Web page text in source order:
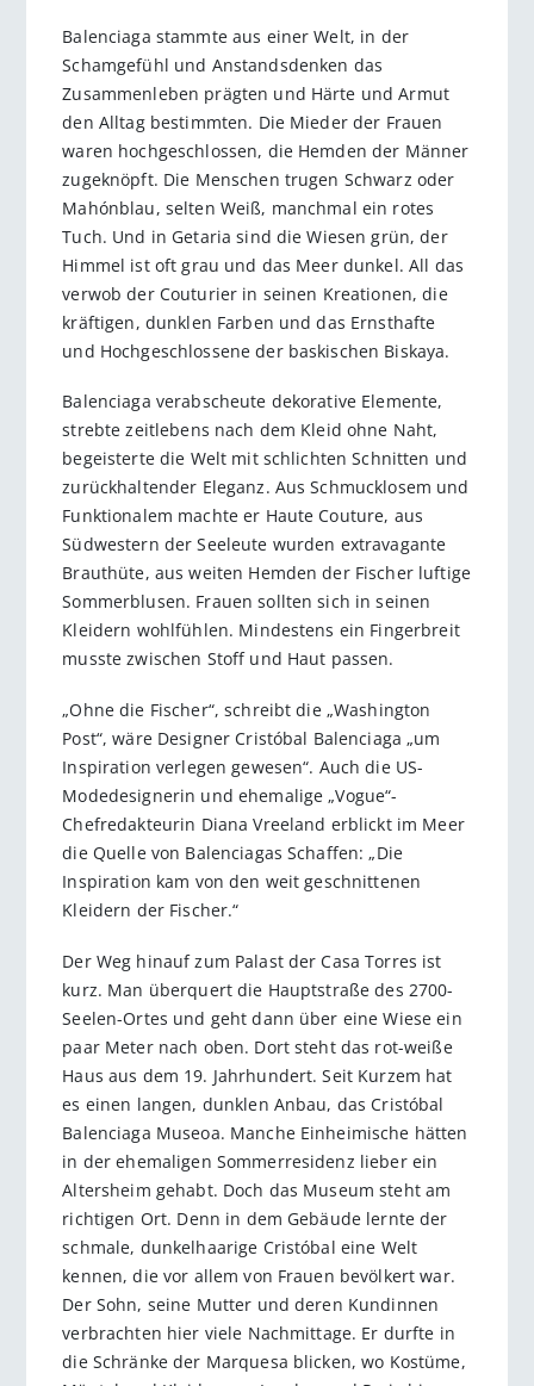
Balenciaga stammte aus einer Welt, in der
Schamgefühl und Anstandsdenken das
Zusammenleben prägten und Härte und Armut
den Alltag bestimmten. Die Mieder der Frauen
waren hochgeschlossen, die Hemden der Männer
zugeknöpft. Die Menschen trugen Schwarz oder
Mahónblau, selten Weiß, manchmal ein rotes
Tuch. Und in Getaria sind die Wiesen grün, der
Himmel ist oft grau und das Meer dunkel. All das
verwob der Couturier in seinen Kreationen, die
kräftigen, dunklen Farben und das Ernsthafte
und Hochgeschlossene der baskischen Biskaya.
Balenciaga verabscheute dekorative Elemente,
strebte zeitlebens nach dem Kleid ohne Naht,
begeisterte die Welt mit schlichten Schnitten und
zurückhaltender Eleganz. Aus Schmucklosem und
Funktionalem machte er Haute Couture, aus
Südwestern der Seeleute wurden extravagante
Brauthüte, aus weiten Hemden der Fischer luftige
Sommerblusen. Frauen sollten sich in seinen
Kleidern wohlfühlen. Mindestens ein Fingerbreit
musste zwischen Stoff und Haut passen.
„Ohne die Fischer“, schreibt die „Washington
Post“, wäre Designer Cristóbal Balenciaga „um
Inspiration verlegen gewesen“. Auch die US-
Modedesignerin und ehemalige „Vogue“-
Chefredakteurin Diana Vreeland erblickt im Meer
die Quelle von Balenciagas Schaffen: „Die
Inspiration kam von den weit geschnittenen
Kleidern der Fischer.“
Der Weg hinauf zum Palast der Casa Torres ist
kurz. Man überquert die Hauptstraße des 2700-
Seelen-Ortes und geht dann über eine Wiese ein
paar Meter nach oben. Dort steht das rot-weiße
Haus aus dem 19. Jahrhundert. Seit Kurzem hat
es einen langen, dunklen Anbau, das Cristóbal
Balenciaga Museoa. Manche Einheimische hätten
in der ehemaligen Sommerresidenz lieber ein
Altersheim gehabt. Doch das Museum steht am
richtigen Ort. Denn in dem Gebäude lernte der
schmale, dunkelhaarige Cristóbal eine Welt
kennen, die vor allem von Frauen bevölkert war.
Der Sohn, seine Mutter und deren Kundinnen
verbrachten hier viele Nachmittage. Er durfte in
die Schränke der Marquesa blicken, wo Kostüme,